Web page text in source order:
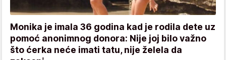
Monika je imala 36 godina kad je rodila dete uz
pomoć anonimnog donora: Nije joj bilo važno
što ćerka neće imati tatu, nije želela da